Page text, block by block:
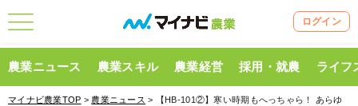
ログイン
農業ニュース 農業スキル 農業経営 採用・就農 ライフ
マイナビ農業TOP > 農業ニュース > 【HB-101②】寒い時期もへっちゃら！ あらゆ